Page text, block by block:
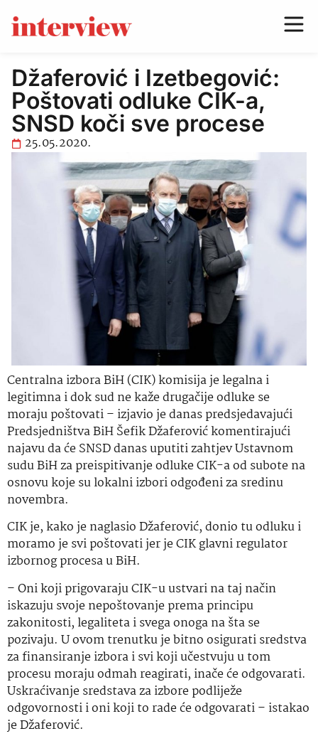
Džaferović i Izetbegović:
Poštovati odluke CIK-a,
SNSD koči sve procese
25.05.2020.
Centralna izbora BiH (CIK) komisija je legalna i
legitimna i dok sud ne kaže drugačije odluke se
moraju poštovati – izjavio je danas predsjedavajući
Predsjedništva BiH Šefik Džaferović komentirajući
najavu da će SNSD danas uputiti zahtjev Ustavnom
sudu BiH za preispitivanje odluke CIK-a od subote na
osnovu koje su lokalni izbori odgođeni za sredinu
novembra.
CIK je, kako je naglasio Džaferović, donio tu odluku i
moramo je svi poštovati jer je CIK glavni regulator
izbornog procesa u BiH.
– Oni koji prigovaraju CIK-u ustvari na taj način
iskazuju svoje nepoštovanje prema principu
zakonitosti, legaliteta i svega onoga na šta se
pozivaju. U ovom trenutku je bitno osigurati sredstva
za finansiranje izbora i svi koji učestvuju u tom
procesu moraju odmah reagirati, inače će odgovarati.
Uskraćivanje sredstava za izbore podliježe
odgovornosti i oni koji to rade će odgovarati – istakao
je Džaferović.